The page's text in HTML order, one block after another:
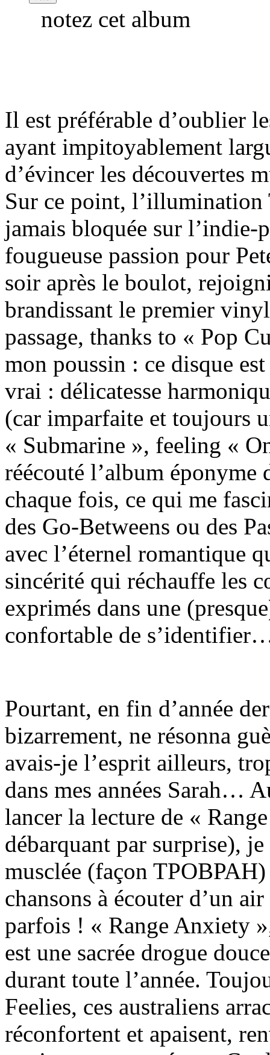
notez cet album
Il est préférable d’oublier
ayant impitoyablement
d’évincer les découvertes
Sur ce point, l’illumination
jamais bloquée sur l’indie-
fougueuse passion pour
soir après le boulot,
brandissant le premier
passage, thanks to « Pop
mon poussin : ce disque
vrai : délicatesse
(car imparfaite et toujours
« Submarine », feeling «
réécouté l’album éponyme
chaque fois, ce qui me
des Go-Betweens ou des
avec l’éternel romantique
sincérité qui réchauffe les
exprimés dans une
confortable de
Pourtant, en fin d’année
bizarrement, ne résonna
avais-je l’esprit ailleurs,
dans mes années Sarah…
lancer la lecture de «
débarquant par surprise),
musclée (façon
chansons à écouter d’un
parfois ! « Range Anxiety
est une sacrée drogue
durant toute l’année.
Feelies, ces australiens
réconfortent et apaisent,